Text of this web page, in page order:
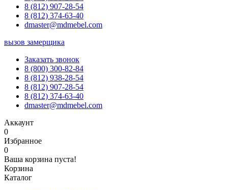
8 (812) 907-28-54
8 (812) 374-63-40
dmaster@mdmebel.com
вызов замерщика
Заказать звонок
8 (800) 300-82-84
8 (812) 938-28-54
8 (812) 907-28-54
8 (812) 374-63-40
dmaster@mdmebel.com
Аккаунт
0
Избранное
0
Ваша корзина пуста!
Корзина
Каталог